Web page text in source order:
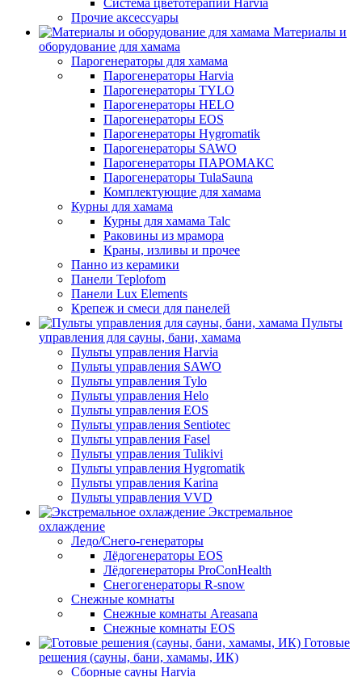
Система цветотерапии Harvia
Прочие аксессуары
Материалы и
оборудование для хамама
Парогенераторы для хамама
Парогенераторы Harvia
Парогенераторы TYLO
Парогенераторы HELO
Парогенераторы EOS
Парогенераторы Hygromatik
Парогенераторы SAWO
Парогенераторы ПАРОМАКС
Парогенераторы TulaSauna
Комплектующие для хамама
Курны для хамама
Курны для хамама Talc
Раковины из мрамора
Краны, изливы и прочее
Панно из керамики
Панели Teplofom
Панели Lux Elements
Крепеж и смеси для панелей
Пульты
управления для сауны, бани, хамама
Пульты управления Harvia
Пульты управления SAWO
Пульты управления Tylo
Пульты управления Helo
Пульты управления EOS
Пульты управления Sentiotec
Пульты управления Fasel
Пульты управления Tulikivi
Пульты управления Hygromatik
Пульты управления Karina
Пульты управления VVD
Экстремальное
охлаждение
Ледо/Снего-генераторы
Лёдогенераторы EOS
Лёдогенераторы ProConHealth
Снегогенераторы R-snow
Снежные комнаты
Снежные комнаты Areasana
Снежные комнаты EOS
Готовые
решения (сауны, бани, хамамы, ИК)
Сборные сауны Harvia